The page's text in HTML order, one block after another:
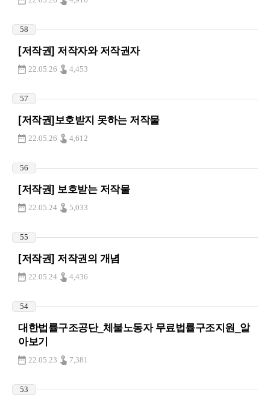
58
[저작권] 저작자와 저작권자
22.05.26 4,453
57
[저작권]보호받지 못하는 저작물
22.05.26 4,612
56
[저작권] 보호받는 저작물
22.05.24 5,033
55
[저작권] 저작권의 개념
22.05.24 4,436
54
대한법률구조공단_체불노동자 무료법률구조지원_알
아보기
22.05.23 7,381
53